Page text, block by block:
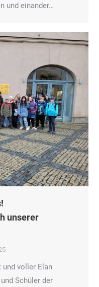
und einander…
unserer
voller Elan
Schüler der